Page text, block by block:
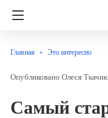
Главная Это интересно
Олеся Ткачик
Самый